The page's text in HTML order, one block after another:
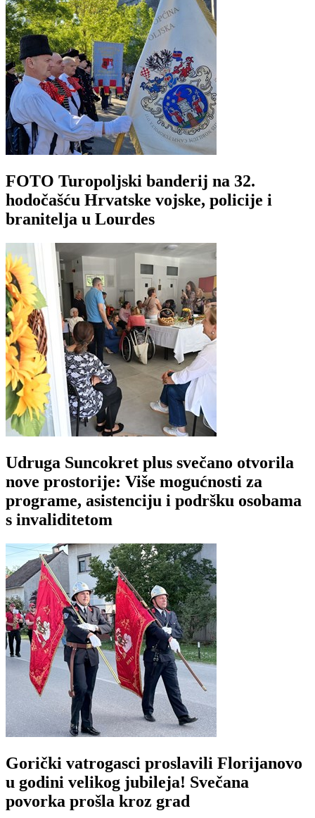
FOTO Turopoljski banderij na 32.
hodočašću Hrvatske vojske, policije i
branitelja u Lourdes
Udruga Suncokret plus svečano otvorila
nove prostorije: Više mogućnosti za
programe, asistenciju i podršku osobama
s invaliditetom
Gorički vatrogasci proslavili Florijanovo
u godini velikog jubileja! Svečana
povorka prošla kroz grad